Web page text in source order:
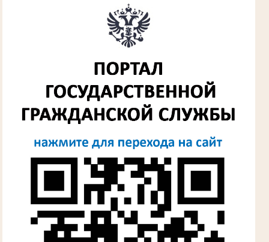
Алферьев Сергей Григорьевич
Участник Великой Отечественной войны
Председатель Губкинского городского
в период с 1960 по 1980 гг.